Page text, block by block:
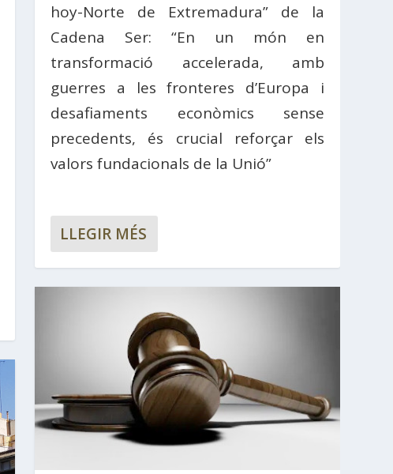
hoy-Norte de Extremadura” de la
Cadena Ser: “En un món en
transformació accelerada, amb
guerres a les fronteres d’Europa i
desafiaments econòmics sense
precedents, és crucial reforçar els
valors fundacionals de la Unió”
LLEGIR MÉS